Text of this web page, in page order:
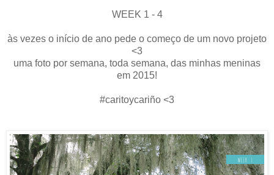
WEEK 1 - 4
às vezes o início de ano pede o começo de um novo projeto
<3
uma foto por semana, toda semana, das minhas meninas
em 2015!
#caritoycariño <3